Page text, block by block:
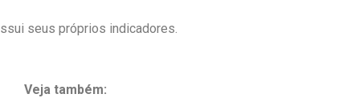
seus próprios indicadores.
Veja também: